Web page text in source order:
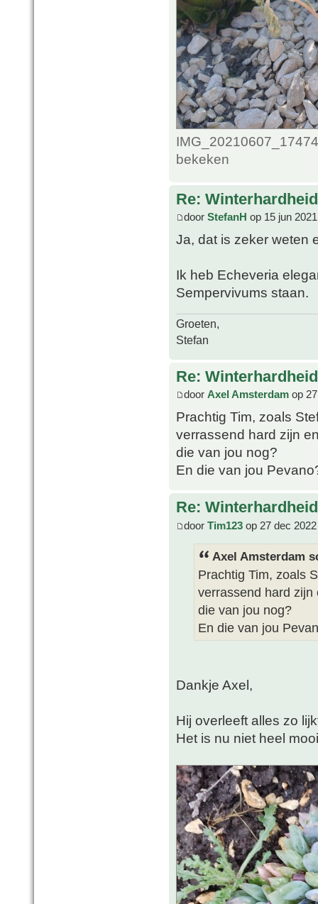
bekeken
Re:
door StefanH op 15 jun
Ja, dat is zeker weten
Ik heb Echeveria
Sempervivums staan.
Groeten,
Stefan
Re:
door Axel Amsterdam op
Prachtig Tim, zoals
verrassend hard zijn
die van jou nog?
En die van jou
Re:
door Tim123 op 27 dec
Axel Amsterdam
Prachtig Tim, zoals
verrassend hard
die van jou nog?
En die van jou
Dankje Axel,
Hij overleeft alles zo
Het is nu niet heel